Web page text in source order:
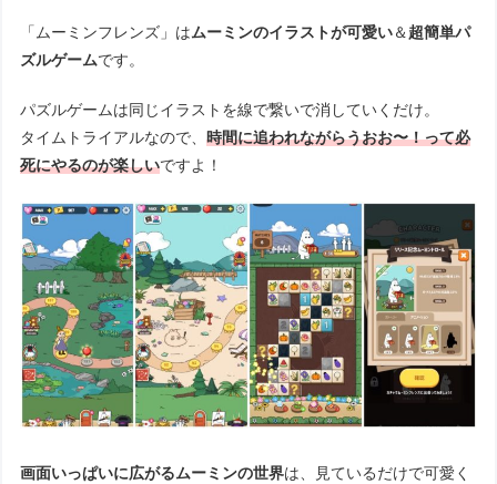
「ムーミンフレンズ」はムーミンのイラストが可愛い＆超簡単パ
ズルゲームです。
パズルゲームは同じイラストを線で繋いで消していくだけ。
タイムトライアルなので、時間に追われながらうおお〜！って必
死にやるのが楽しいですよ！
画面いっぱいに広がるムーミンの世界は、見ているだけで可愛く